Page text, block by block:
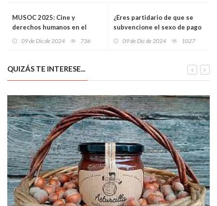
MUSOC 2025: Cine y
derechos humanos en el
09 de Dic de 2024 736
¿Eres partidario de que se
subvencione el sexo de pago
09 de Dic de 2024 1027
QUIZÁS TE INTERESE...